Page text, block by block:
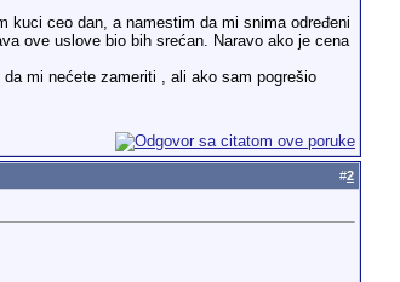
kuci ceo dan, a namestim da mi snima određeni
ove uslove bio bih srećan. Naravo ako je cena
mi nećete zameriti , ali ako sam pogrešio
#2